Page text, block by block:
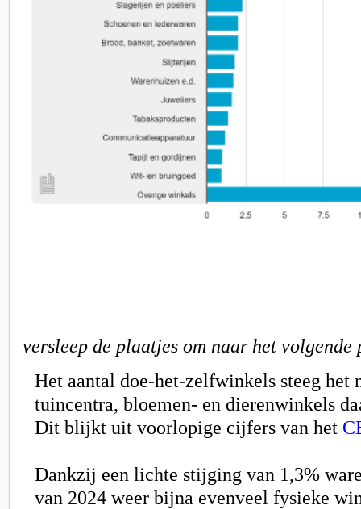
versleep de plaatjes om naar het
Het aantal doe-het-zelfwinkels steeg het
tuincentra, bloemen- en dierenwinkels
Dit blijkt uit voorlopige cijfers van het
Dankzij een lichte stijging van 1,3%
van 2024 weer bijna evenveel fysieke